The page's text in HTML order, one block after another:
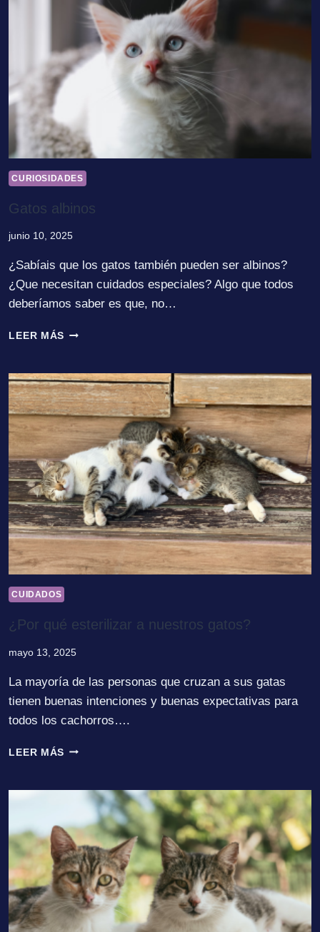
CURIOSIDADES
Gatos albinos
junio 10, 2025
¿Sabíais que los gatos también pueden ser albinos?
¿Que necesitan cuidados especiales? Algo que todos
deberíamos saber es que, no…
LEER MÁSGATOS
CUIDADOS
¿Por qué esterilizar a nuestros gatos?
mayo 13, 2025
La mayoría de las personas que cruzan a sus gatas
tienen buenas intenciones y buenas expectativas para
todos los cachorros….
LEER MÁS¿POR
A
NUESTROS
GATOS?